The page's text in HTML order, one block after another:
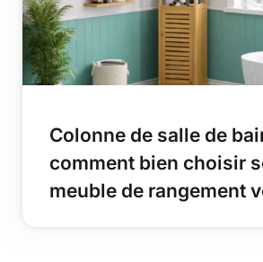
Colonne de salle de
comment bien choisir
meuble de rangement